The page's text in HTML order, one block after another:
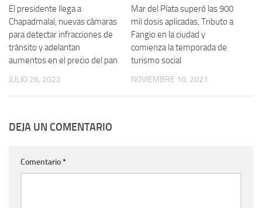
El presidente llega a
Chapadmalal, nuevas cámaras
para detectar infracciones de
tránsito y adelantan
aumentos en el precio del pan
JULIO 26, 2022
Mar del Plata superó las 900
mil dosis aplicadas, Tributo a
Fangio en la ciudad y
comienza la temporada de
turismo social
NOVIEMBRE 10, 2021
DEJA UN COMENTARIO
Comentario*